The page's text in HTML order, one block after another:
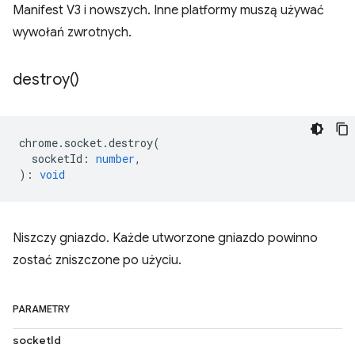
Manifest V3 i nowszych. Inne platformy muszą używać
wywołań zwrotnych.
destroy()
chrome. socket.destroy(
socketId : number,
) : void
Niszczy gniazdo. Każde utworzone gniazdo powinno
zostać zniszczone po użyciu.
PARAMETRY
socketId